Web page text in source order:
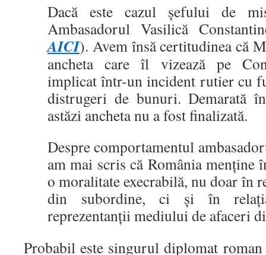
Dacă este cazul șefului de
Ambasadorul Vasilică
AICI). Avem însă certitudinea că
ancheta care îl vizează pe
implicat într-un incident rutier cu
distrugeri de bunuri. Demarată
astăzi ancheta nu a fost finalizată.
Despre comportamentul
am mai scris că România
o moralitate execrabilă, nu doar în
din subordine, ci și în
reprezentanții mediului de afaceri
Probabil este singurul diplomat